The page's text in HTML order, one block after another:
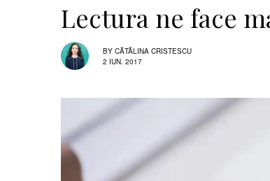
Lectura ne face
BY CĂTĂLINA CRISTESCU
2 IUN. 2017